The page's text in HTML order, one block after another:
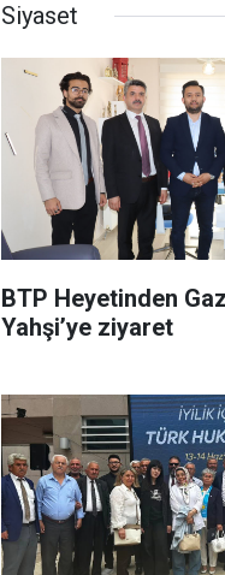
Siyaset
BTP Heyetinden
Yahşi’ye ziyaret